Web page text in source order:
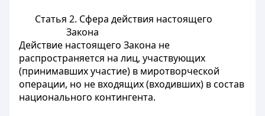
Статья 2. Сфера действия настоящего
Закона
Действие настоящего Закона не
распространяется на лиц, участвующих
(принимавших участие) в миротворческой
операции, но не входящих (входивших) в состав
национального контингента.